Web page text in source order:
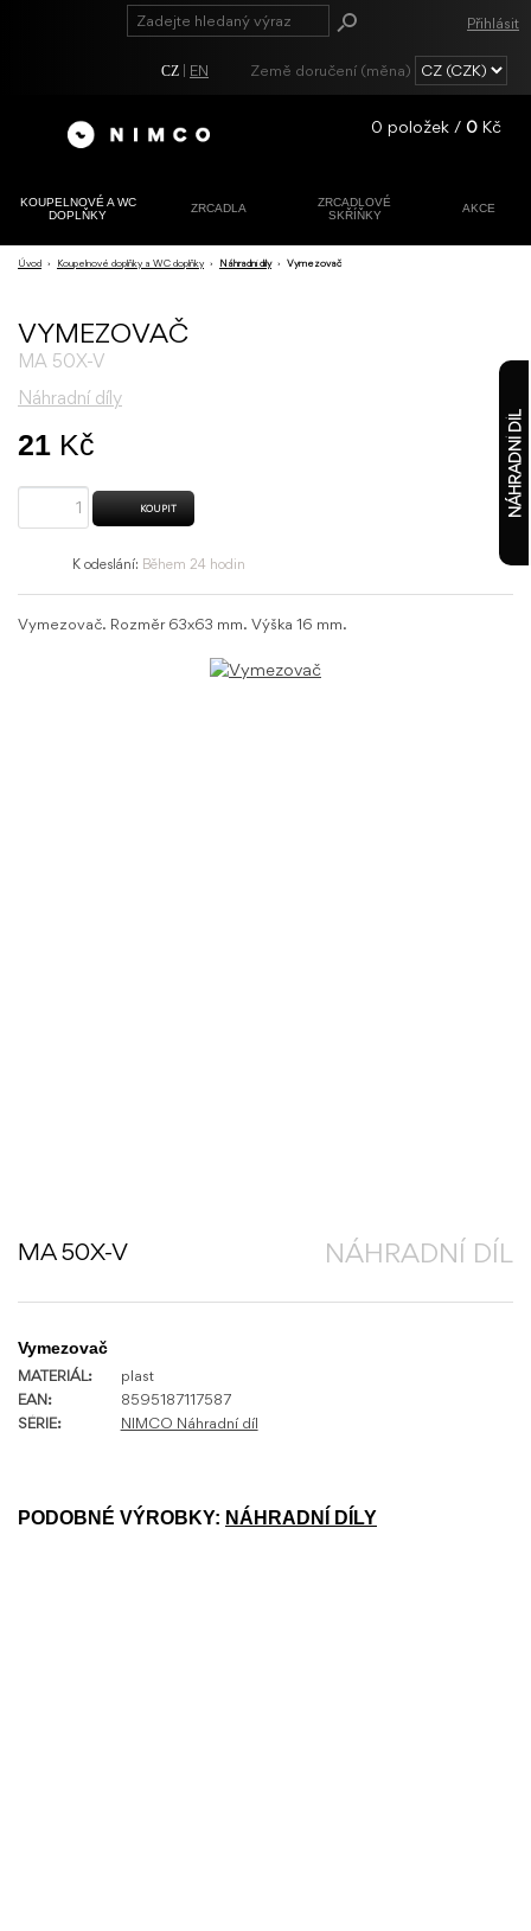
0 položek / 0 Kč
Úvod › Koupelnové doplňky a WC doplňky › Náhradní díly › Vymezovač
VYMEZOVAČ
MA 50X-V
Náhradní díly
NÁHRADNÍ DÍL
21 Kč
KOUPIT
K odeslání: Během 24 hodin
Vymezovač. Rozměr 63x63 mm. Výška 16 mm.
NÁHRADNÍ DÍL
MA 50X-V
Vymezovač
MATERIÁL:
plast
EAN:
8595187117587
SÉRIE:
NIMCO Náhradní díl
PODOBNÉ VÝROBKY: NÁHRADNÍ DÍLY
Přihlásit
CZ EN Země doručení (měna)
KOUPELNOVÉ A WC
DOPLŇKY
ZRCADLA
ZRCADLOVÉ
SKŘÍŇKY
AKCE